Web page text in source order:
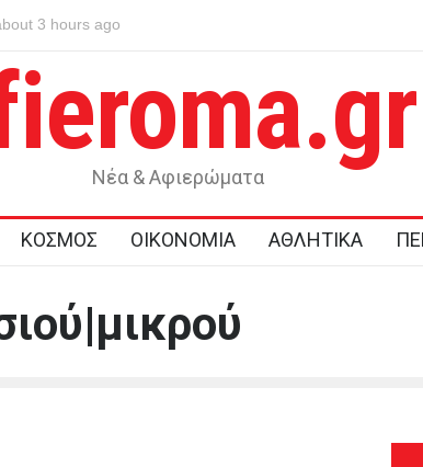
Η μνήμη της Χιροσίμα και του Ναγκασάκι δεν αφήνει
about 3 hours ago
Νέα & Αφιερώματα
ΚΟΣΜΟΣ ΟΙΚΟΝΟΜΙΑ ΑΘΛΗΤΙΚΑ